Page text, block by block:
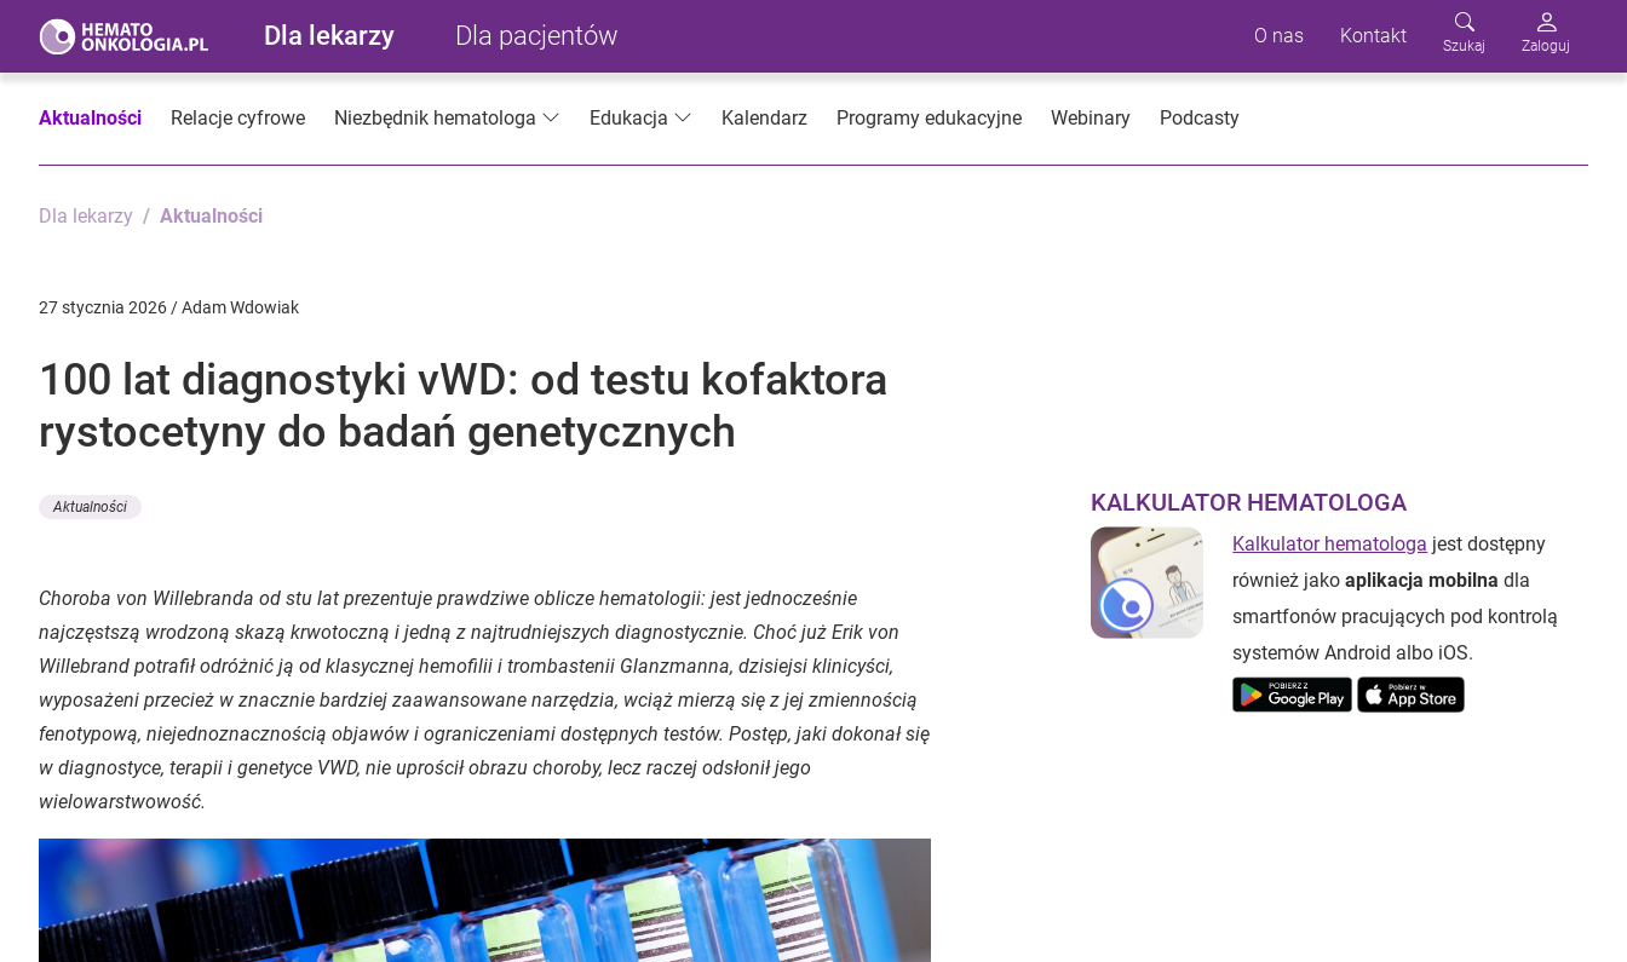
Dla lekarzy Dla pacjentów O nas Kontakt Szukaj Zaloguj
Aktualności Relacje cyfrowe Niezbędnik hematologa Edukacja Kalendarz Programy edukacyjne Webinary Podcasty
Dla lekarzy Aktualności
27 stycznia 2026 / Adam Wdowiak
100 lat diagnostyki vWD: od testu kofaktora
rystocetyny do badań genetycznych
Aktualności
Choroba von Willebranda od stu lat prezentuje prawdziwe oblicze hematologii: jest jednocześnie
najczęstszą wrodzoną skazą krwotoczną i jedną z najtrudniejszych diagnostycznie. Choć już Erik von
Willebrand potrafił odróżnić ją od klasycznej hemofilii i trombastenii Glanzmanna, dzisiejsi klinicyści,
wyposażeni przecież w znacznie bardziej zaawansowane narzędzia, wciąż mierzą się z jej zmiennością
fenotypową, niejednoznacznością objawów i ograniczeniami dostępnych testów. Postęp, jaki dokonał się
w diagnostyce, terapii i genetyce VWD, nie uprościł obrazu choroby, lecz raczej odsłonił jego
wielowarstwowość.
KALKULATOR HEMATOLOGA
Kalkulator hematologa jest dostępny
również jakoaplikacja mobilna dla
smartfonów pracujących pod kontrolą
systemów Android albo iOS.